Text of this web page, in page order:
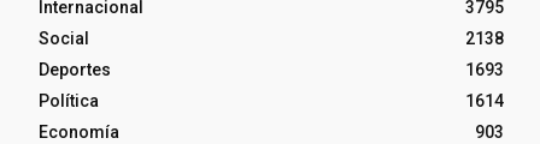
Internacional
3795
Social
2138
Deportes
1693
Política
1614
Economía
903